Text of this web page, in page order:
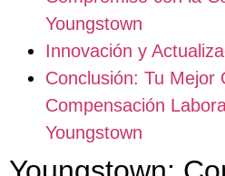
Youngstown
Innovación y
Conclusión: Tu Mejor
Compensación
Youngstown